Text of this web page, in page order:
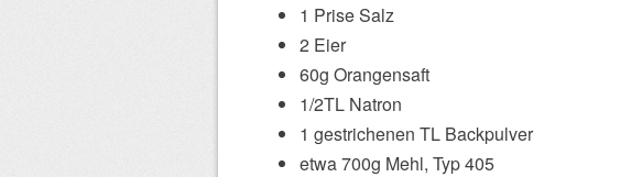
1 Prise Salz
2 Eier
60g Orangensaft
1/2TL Natron
1 gestrichenen TL Backpulver
etwa 700g Mehl, Typ 405